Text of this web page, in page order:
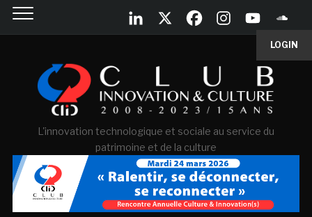
LOGIN
L'innovation technologique et sociale au service du
patrimoine et de la culture